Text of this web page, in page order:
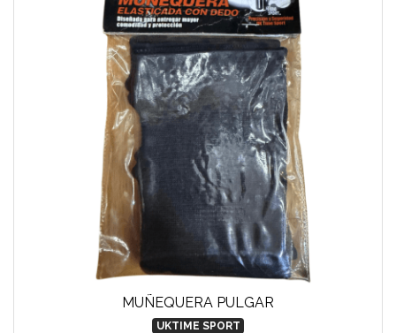
MUÑEQUERA PULGAR
UKTIME SPORT